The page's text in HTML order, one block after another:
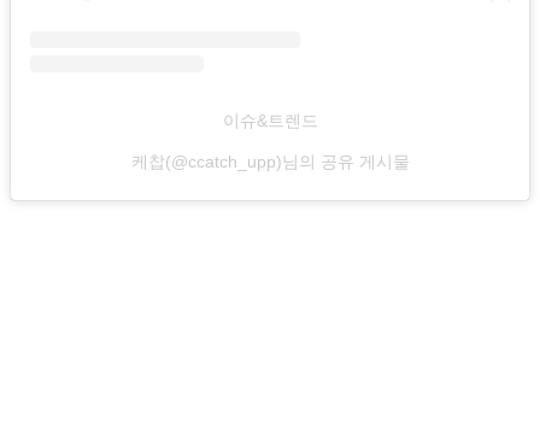
이슈&트렌드
케찹(@ccatch_upp)님의 공유 게시물